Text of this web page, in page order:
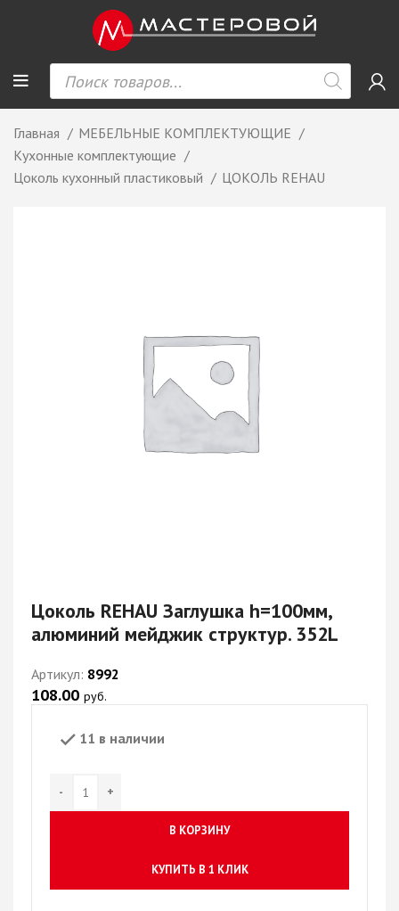
Главная
МЕБЕЛЬНЫЕ КОМПЛЕКТУЮЩИЕ
Кухонные комплектующие
Цоколь кухонный пластиковый
ЦОКОЛЬ REHAU
Цоколь REHAU Заглушка h=100мм,
алюминий мейджик структур. 352L
Артикул: 8992
108.00 руб.
11 в наличии
В КОРЗИНУ
КУПИТЬ В 1 КЛИК